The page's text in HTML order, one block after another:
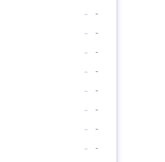
-
-
-
-
-
-
-
-
-
-
-
-
-
-
-
-